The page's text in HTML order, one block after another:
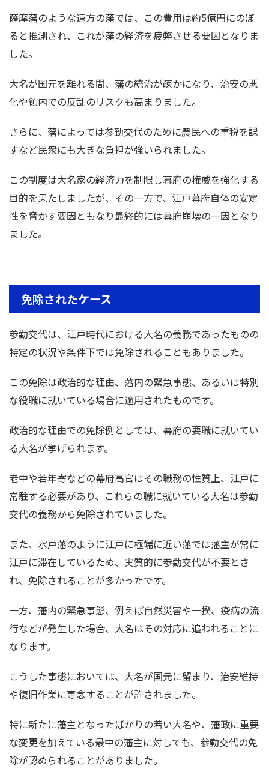
薩摩藩のような遠方の藩では、この費用は約5億円にのぼ
ると推測され、これが藩の経済を疲弊させる要因となりま
した。
大名が国元を離れる間、藩の統治が疎かになり、治安の悪
化や領内での反乱のリスクも高まりました。
さらに、藩によっては参勤交代のために農民への重税を課
すなど民衆にも大きな負担が強いられました。
この制度は大名家の経済力を制限し幕府の権威を強化する
目的を果たしましたが、その一方で、江戸幕府自体の安定
性を脅かす要因ともなり最終的には幕府崩壊の一因となり
ました。
免除されたケース
参勤交代は、江戸時代における大名の義務であったものの
特定の状況や条件下では免除されることもありました。
この免除は政治的な理由、藩内の緊急事態、あるいは特別
な役職に就いている場合に適用されたものです。
政治的な理由での免除例としては、幕府の要職に就いてい
る大名が挙げられます。
老中や若年寄などの幕府高官はその職務の性質上、江戸に
常駐する必要があり、これらの職に就いている大名は参勤
交代の義務から免除されていました。
また、水戸藩のように江戸に極端に近い藩では藩主が常に
江戸に滞在しているため、実質的に参勤交代が不要とさ
れ、免除されることが多かったです。
一方、藩内の緊急事態、例えば自然災害や一揆、疫病の流
行などが発生した場合、大名はその対応に追われることに
なります。
こうした事態においては、大名が国元に留まり、治安維持
や復旧作業に専念することが許されました。
特に新たに藩主となったばかりの若い大名や、藩政に重要
な変更を加えている最中の藩主に対しても、参勤交代の免
除が認められることがありました。